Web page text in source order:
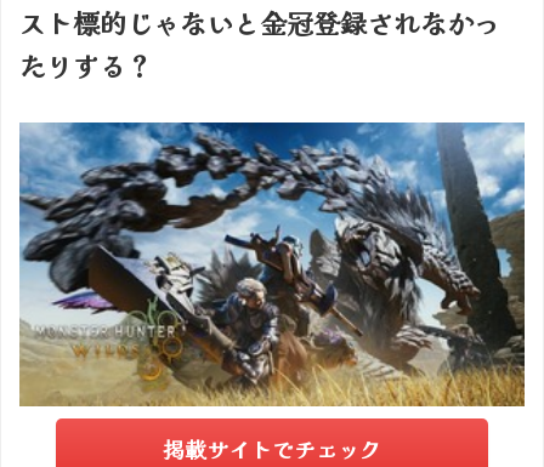
スト標的じゃないと金冠登録されなかっ
たりする？
掲載サイトでチェック